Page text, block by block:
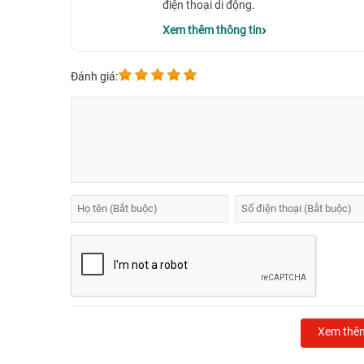
điện thoại di động.
Xem thêm thông tin
Đánh giá:
Xem